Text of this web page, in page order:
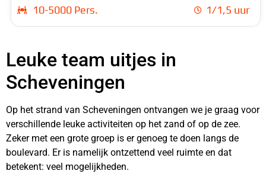
10-5000 Pers. 1/1,5 uur
Leuke team uitjes in
Scheveningen
Op het strand van Scheveningen ontvangen we je graag voor
verschillende leuke activiteiten op het zand of op de zee.
Zeker met een grote groep is er genoeg te doen langs de
boulevard. Er is namelijk ontzettend veel ruimte en dat
betekent: veel mogelijkheden.